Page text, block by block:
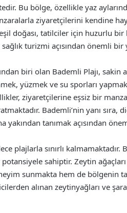
Bu bölge, özellikle yaz
ziyaretçilerini kendine
doğası, tatilciler için huzurlu bir
turizmi açısından önemli bir
biri olan Bademli Plajı,
yüzmek ve su sporları
ziyaretçilerine eşsiz bir
Bademli’nin yanı sıra,
tanımak açısından
plajlarla sınırlı
sahiptir. Zeytin
sunmakta hem de bölgenin
alınan zeytinyağları ve